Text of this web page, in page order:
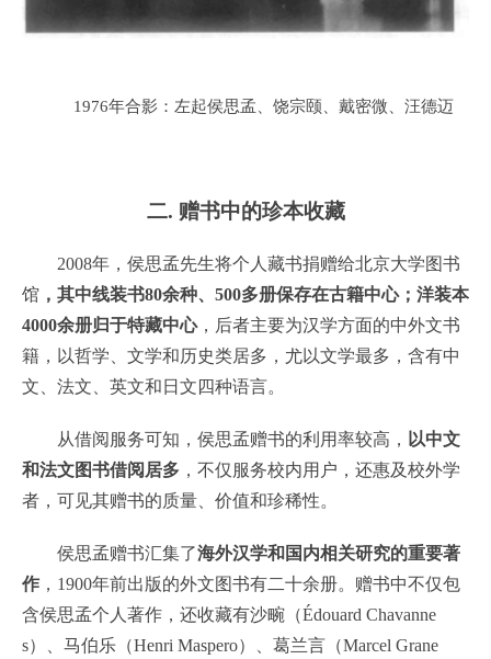
1976年合影：左起侯思孟、饶宗颐、戴密微、汪德迈
二. 赠书中的珍本收藏
2008年，侯思孟先生将个人藏书捐赠给北京大学图书
馆 ，其中线装书80余种、500多册保存在古籍中心；洋装本
4000余册归于特藏中心，后者主要为汉学方面的中外文书
籍，以哲学、文学和历史类居多，尤以文学最多，含有中
文、法文、英文和日文四种语言。
从借阅服务可知，侯思孟赠书的利用率较高， 以中文
和法文图书借阅居多 ，不仅服务校内用户，还惠及校外学
者，可见其赠书的质量、价值和珍稀性。
侯思孟赠书汇集了海外汉学和国内相关研究的重要著
作 ，1900年前出版的外文图书有二十余册。赠书中不仅包
含侯思孟个人著作，还收藏有沙畹（Édouard Chavanne
s）、马伯乐（Henri Maspero）、葛兰言（Marcel Grane